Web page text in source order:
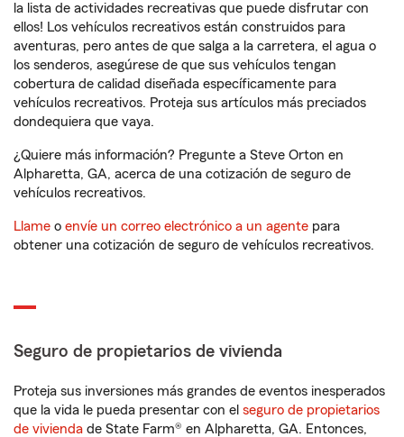
la lista de actividades recreativas que puede disfrutar con
ellos! Los vehículos recreativos están construidos para
aventuras, pero antes de que salga a la carretera, el agua o
los senderos, asegúrese de que sus vehículos tengan
cobertura de calidad diseñada específicamente para
vehículos recreativos. Proteja sus artículos más preciados
dondequiera que vaya.
¿Quiere más información? Pregunte a Steve Orton en
Alpharetta, GA, acerca de una cotización de seguro de
vehículos recreativos.
Llame o envíe un correo electrónico a un agente para
obtener una cotización de seguro de vehículos recreativos.
Seguro de propietarios de vivienda
Proteja sus inversiones más grandes de eventos inesperados
que la vida le pueda presentar con el seguro de propietarios
de vivienda de State Farm® en Alpharetta, GA. Entonces,